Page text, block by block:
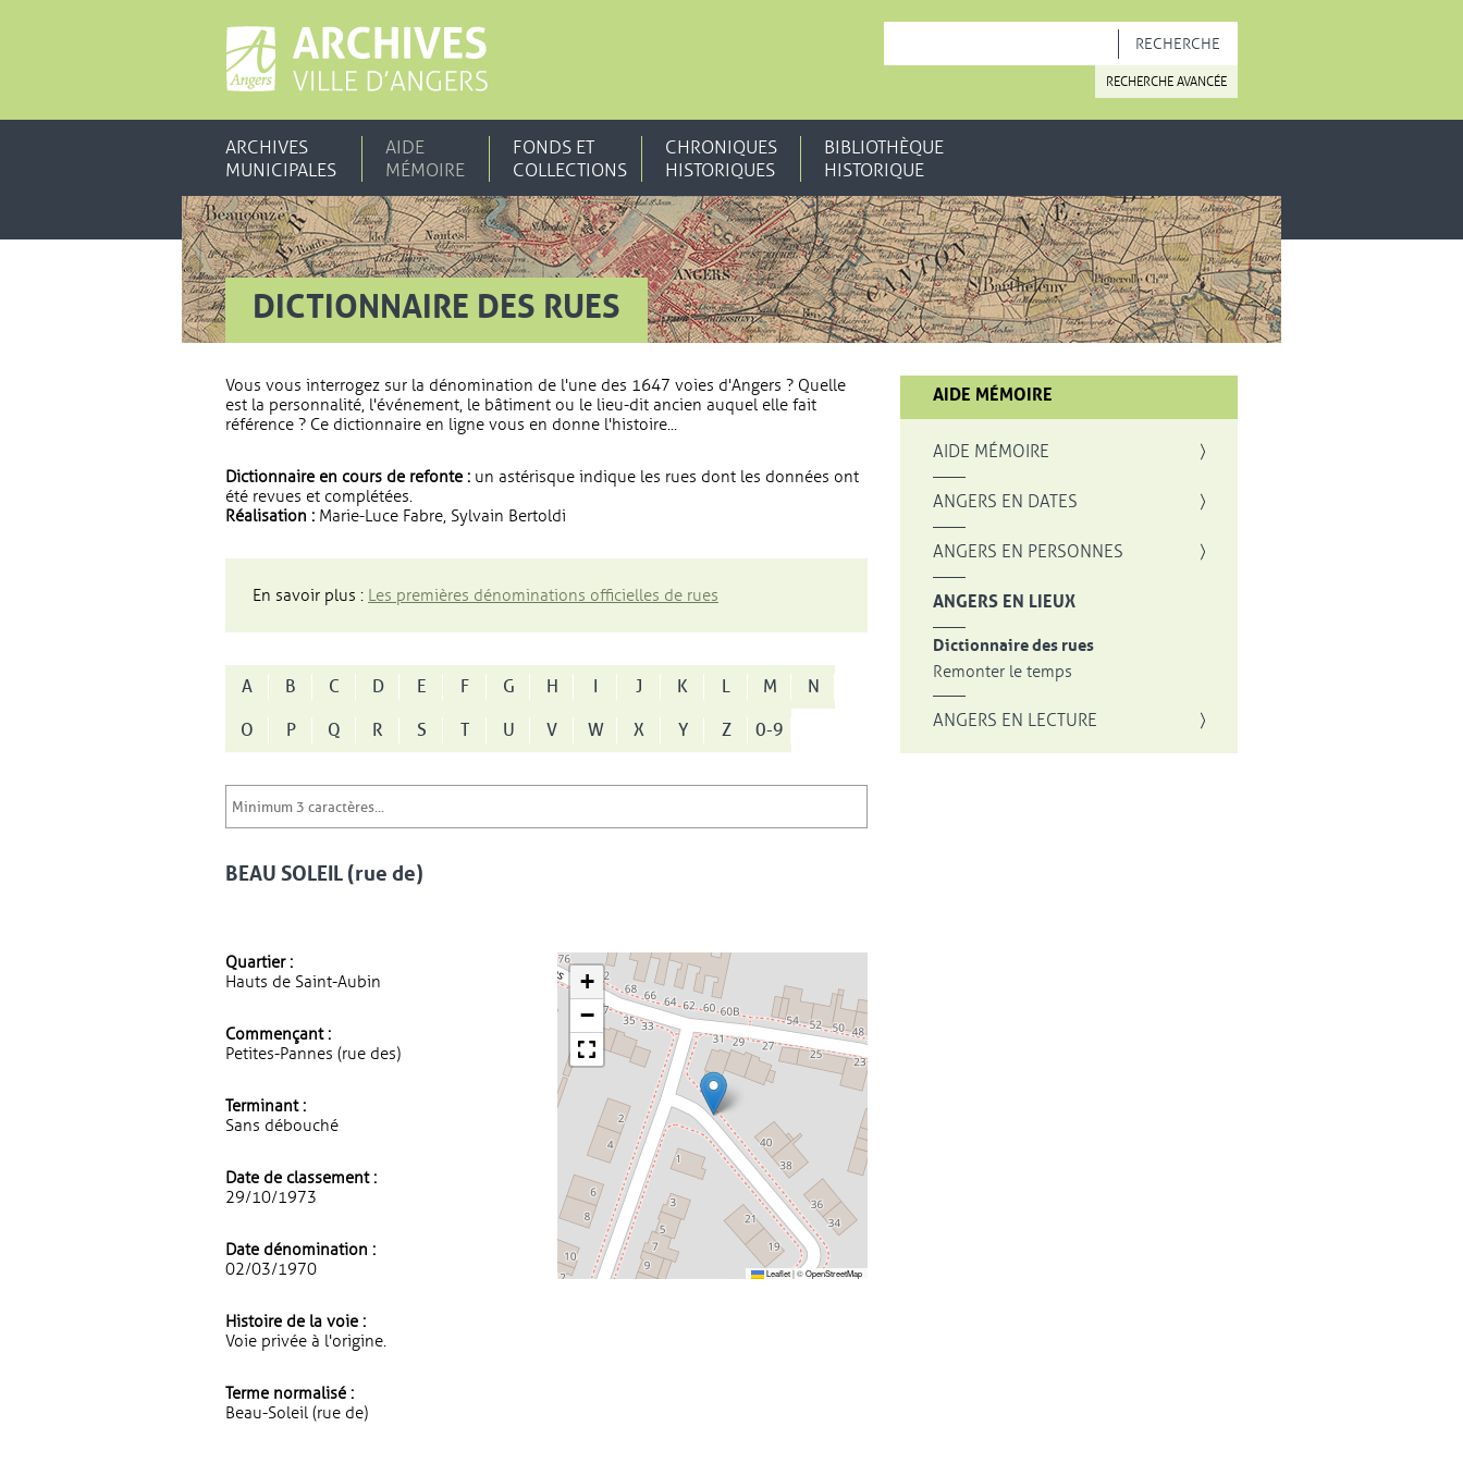
RECHERCHE AVANCÉE
ARCHIVES
MUNICIPALES
AIDE
MÉMOIRE
FONDS ET
COLLECTIONS
CHRONIQUES
HISTORIQUES
BIBLIOTHÈQUE
HISTORIQUE
DICTIONNAIRE DES RUES
Vous vous interrogez sur la dénomination de l'une des 1647 voies d'Angers ? Quelle
est la personnalité, l'événement, le bâtiment ou le lieu-dit ancien auquel elle fait
référence ? Ce dictionnaire en ligne vous en donne l'histoire...
Dictionnaire en cours de refonte : un astérisque indique les rues dont les données ont
été revues et complétées.
Réalisation : Marie-Luce Fabre, Sylvain Bertoldi
En savoir plus : Les premières dénominations officielles de rues
A B C D E F G H I J K L M
N
O
P Q R S T U V W X Y Z 0-9
BEAU SOLEIL (rue de)
Quartier :
Hauts de Saint-Aubin
Commençant :
Petites-Pannes (rue des)
Terminant :
Sans débouché
Date de classement :
29/10/1973
Date dénomination :
02/03/1970
+
−
Leaflet|©OpenStreetMap
Histoire de la voie :
Voie privée à l'origine.
Terme normalisé :
Beau-Soleil (rue de)
AIDE MÉMOIRE
AIDE MÉMOIRE
ANGERS EN DATES
ANGERS EN PERSONNES
ANGERS EN LIEUX
Dictionnaire des rues
Remonter le temps
ANGERS EN LECTURE